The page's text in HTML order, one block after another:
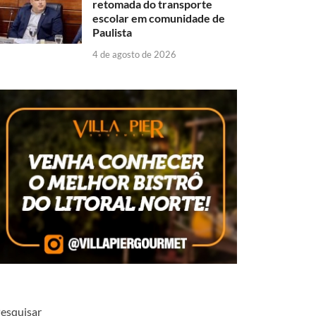
retomada do transporte
escolar em comunidade de
Paulista
4 de agosto de 2026